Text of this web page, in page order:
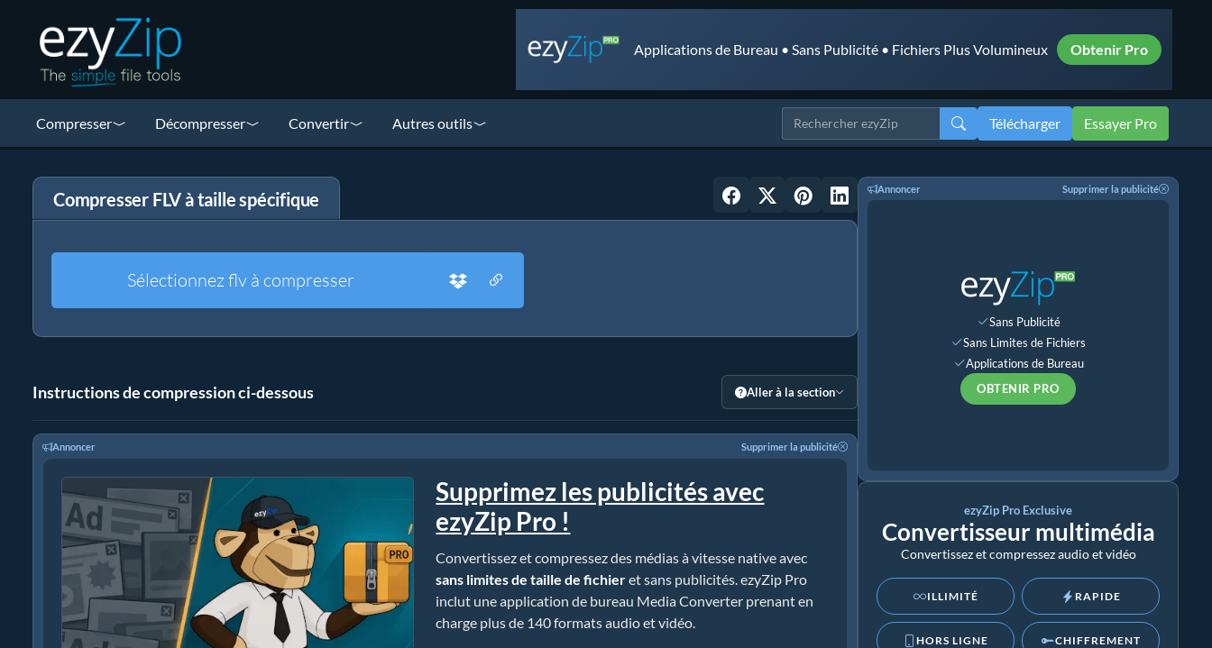
Applications de Bureau • Sans Publicité • Fichiers Plus Volumineux Obtenir Pro
Compresser Décompresser Convertir Autres outils Télécharger Essayer Pro
Compresser FLV à taille spécifique
Sélectionnez flv à compresser
Instructions de compression ci-dessous Aller à la section
Annoncer Supprimer la publicité
Supprimez les publicités avec
ezyZip Pro !
Convertissez et compressez des médias à vitesse native avec
sans limites de taille de fichieret sans publicités. ezyZip Pro
inclut une application de bureau Media Converter prenant en
charge plus de 140 formats audio et vidéo.
Annoncer Supprimer la publicité
Sans Publicité
Sans Limites de Fichiers
Applications de Bureau
OBTENIR PRO
ezyZip Pro Exclusive
Convertisseur multimédia
Convertissez et compressez audio et vidéo
ILLIMITÉ RAPIDE
HORS LIGNE CHIFFREMENT